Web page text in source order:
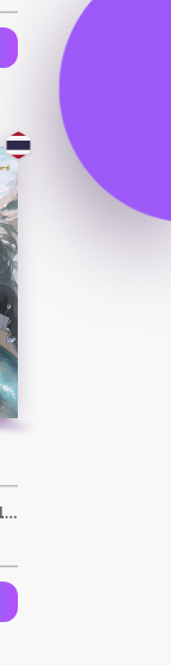
Merman in love เหนือมหาสมุทร